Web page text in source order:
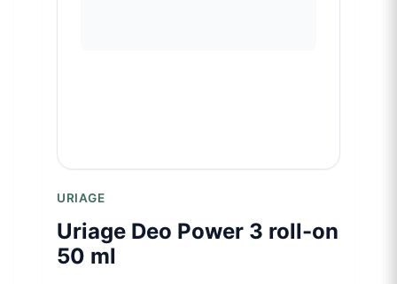
URIAGE
Uriage Deo Power 3 roll-on
50 ml